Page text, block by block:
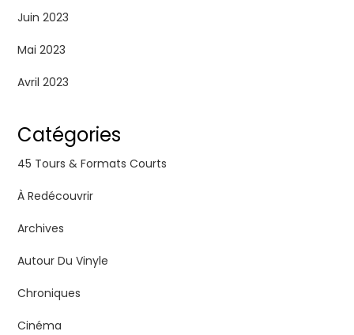
Juin 2023
Mai 2023
Avril 2023
Catégories
45 Tours & Formats Courts
À Redécouvrir
Archives
Autour Du Vinyle
Chroniques
Cinéma